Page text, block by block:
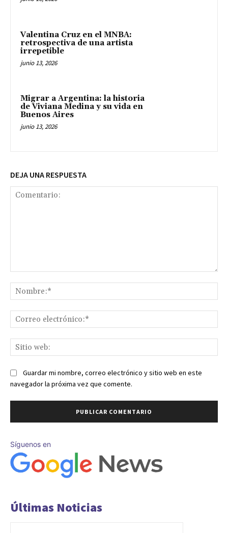
Valentina Cruz en el MNBA:
retrospectiva de una artista
irrepetible
junio 13, 2026
Migrar a Argentina: la historia
de Viviana Medina y su vida en
Buenos Aires
junio 13, 2026
DEJA UNA RESPUESTA
Guardar mi nombre, correo electrónico y sitio web en este
navegador la próxima vez que comente.
Síguenos en
Últimas Noticias